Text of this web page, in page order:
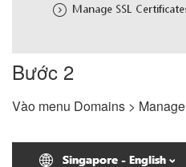
Bước 2
Vào menu Domains >